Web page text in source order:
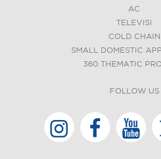
AC
TELEVISI
COLD CHAIN
SMALL DOMESTIC
360 THEMATIC
FOLLOW US